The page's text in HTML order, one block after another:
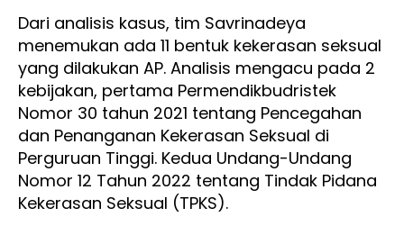
Dari analisis kasus, tim Savrinadeya
menemukan ada 11 bentuk kekerasan seksual
yang dilakukan AP. Analisis mengacu pada 2
kebijakan, pertama Permendikbudristek
Nomor 30 tahun 2021 tentang Pencegahan
dan Penanganan Kekerasan Seksual di
Perguruan Tinggi. Kedua Undang-Undang
Nomor 12 Tahun 2022 tentang Tindak Pidana
Kekerasan Seksual (TPKS).